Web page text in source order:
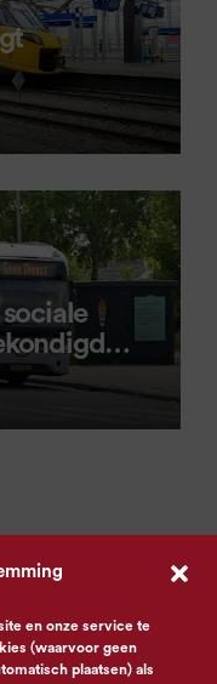
en onze service te
(waarvoor geen
plaatsen) als